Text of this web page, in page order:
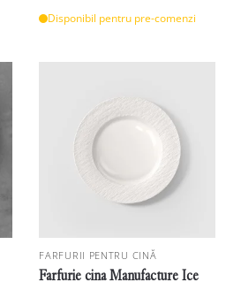
Disponibil pentru pre-comenzi
FARFURII PENTRU CINĂ
Farfurie cina Manufacture Ice